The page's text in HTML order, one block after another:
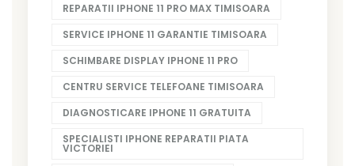
REPARATII IPHONE 11 PRO MAX TIMISOARA
SERVICE IPHONE 11 GARANTIE TIMISOARA
SCHIMBARE DISPLAY IPHONE 11 PRO
CENTRU SERVICE TELEFOANE TIMISOARA
DIAGNOSTICARE IPHONE 11 GRATUITA
SPECIALISTI IPHONE REPARATII PIATA
VICTORIEI